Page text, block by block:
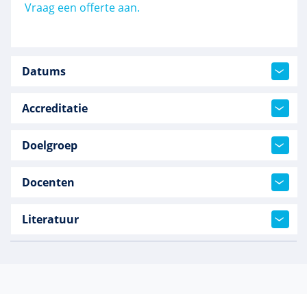
Vraag een offerte aan.
Datums
Accreditatie
Doelgroep
Docenten
Literatuur